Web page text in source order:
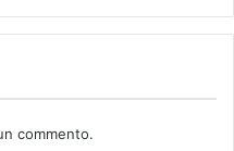
commento.